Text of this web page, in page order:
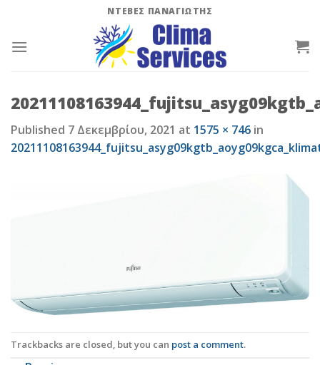
content
ΝΤΕΒΕΣ ΠΑΝΑΓΙΩΤΗΣ
Published 7 Δεκεμβρίου, 2021 at 1575 × 746 in
Trackbacks are closed, but you can post a comment.